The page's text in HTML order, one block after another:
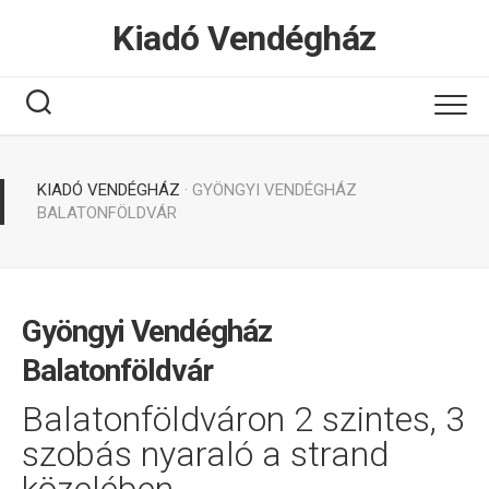
Kiadó Vendégház
KIADÓ VENDÉGHÁZ · GYÖNGYI VENDÉGHÁZ
BALATONFÖLDVÁR
Gyöngyi Vendégház
Balatonföldvár
Balatonföldváron 2 szintes, 3
szobás nyaraló a strand